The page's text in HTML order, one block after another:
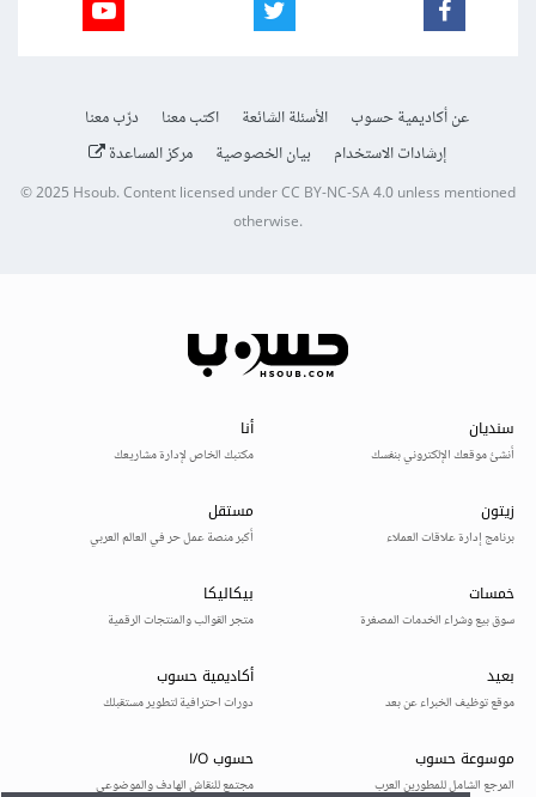
عن أكاديمية حسوب الأسئلة الشائعة اكتب معنا
درّب معنا
إرشادات الاستخدام
بيان الخصوصية مركز المساعدة
© 2025Hsoub.Content licensed underCC BY-NC-SA 4.0unless mentioned
otherwise.